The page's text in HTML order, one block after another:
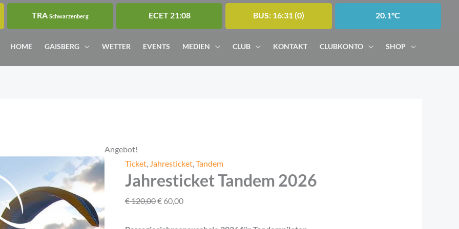
TRA Schwarzenberg ECET 21:08 BUS: 16:31 (0) 20.1°C
HOME GAISBERG WETTER EVENTS MEDIEN CLUB KONTAKT CLUBKONTO SHOP
Angebot!
Ticket, Jahresticket,Tandem
Jahresticket Tandem 2026
€120,00€60,00